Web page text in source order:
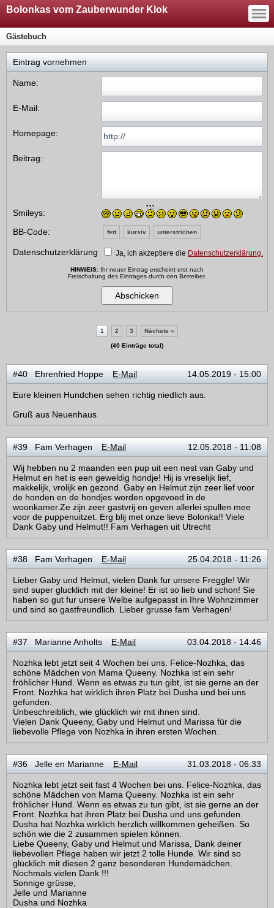
Bolonkas vom Zauberwunder Klok —
—
—
Gästebuch
Eintrag vornehmen
Name:
E-Mail:
Homepage:
Beitrag:
Smileys:
BB-Code:
fett kursiv unterstrichen
Datenschutzerklärung Ja, ich akzeptiere die Datenschutzerklärung.
HINWEIS: Ihr neuer Eintrag erscheint erst nach
Freischaltung des Eintrages durch den Betreiber.
1 2 3 Nächste »
(40 Einträge total)
#40 Ehrenfried Hoppe E-Mail 14.05.2019 - 15:00
Eure kleinen Hundchen sehen richtig niedlich aus.
Gruß aus Neuenhaus
#39 Fam Verhagen E-Mail 12.05.2018 - 11:08
Wij hebben nu 2 maanden een pup uit een nest van Gaby und
Helmut en het is een geweldig hondje! Hij is vreselijk lief,
makkelijk, vrolijk en gezond. Gaby en Helmut zijn zeer lief voor
de honden en de hondjes worden opgevoed in de
woonkamer.Ze zijn zeer gastvrij en geven allerlei spullen mee
voor de puppenuitzet. Erg blij met onze lieve Bolonka!! Viele
Dank Gaby und Helmut!! Fam Verhagen uit Utrecht
#38 Fam Verhagen E-Mail 25.04.2018 - 11:26
Lieber Gaby und Helmut, vielen Dank fur unsere Freggle! Wir
sind super glucklich mit der kleine! Er ist so lieb und schon! Sie
haben so gut fur unsere Welbe aufgepasst in Ihre Wohnzimmer
und sind so gastfreundlich. Lieber grusse fam Verhagen!
#37 Marianne Anholts E-Mail 03.04.2018 - 14:46
Nozhka lebt jetzt seit 4 Wochen bei uns. Felice-Nozhka, das
schöne Mädchen von Mama Queeny. Nozhka ist ein sehr
fröhlicher Hund. Wenn es etwas zu tun gibt, ist sie gerne an der
Front. Nozhka hat wirklich ihren Platz bei Dusha und bei uns
gefunden.
Unbeschreiblich, wie glücklich wir mit ihnen sind.
Vielen Dank Queeny, Gaby und Helmut und Marissa für die
liebevolle Pflege von Nozhka in ihren ersten Wochen.
#36 Jelle en Marianne E-Mail 31.03.2018 - 06:33
Nozhka lebt jetzt seit fast 4 Wochen bei uns. Felice-Nozhka, das
schöne Mädchen von Mama Queeny. Nozhka ist ein sehr
fröhlicher Hund. Wenn es etwas zu tun gibt, ist sie gerne an der
Front. Nozhka hat ihren Platz bei Dusha und uns gefunden.
Dusha hat Nozhka wirklich herzlich willkommen geheißen. So
schön wie die 2 zusammen spielen können.
Liebe Queeny, Gaby und Helmut und Marissa, Dank deiner
liebevollen Pflege haben wir jetzt 2 tolle Hunde. Wir sind so
glücklich mit diesen 2 ganz besonderen Hundemädchen.
Nochmals vielen Dank !!!
Sonnige grüsse,
Jelle und Marianne
Dusha und Nozhka